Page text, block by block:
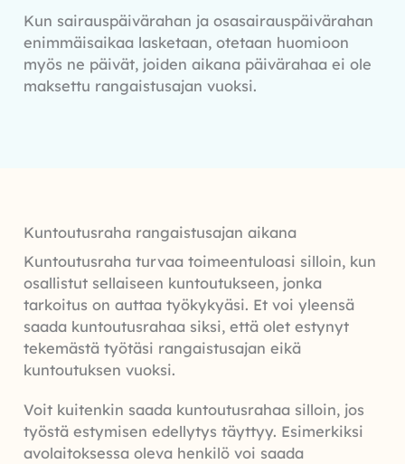
Kun sairauspäivärahan ja osasairauspäivärahan
enimmäisaikaa lasketaan, otetaan huomioon
myös ne päivät, joiden aikana päivärahaa ei ole
maksettu rangaistusajan vuoksi.
Kuntoutusraha rangaistusajan aikana
Kuntoutusraha turvaa toimeentuloasi silloin, kun
osallistut sellaiseen kuntoutukseen, jonka
tarkoitus on auttaa työkykyäsi. Et voi yleensä
saada kuntoutusrahaa siksi, että olet estynyt
tekemästä työtäsi rangaistusajan eikä
kuntoutuksen vuoksi.
Voit kuitenkin saada kuntoutusrahaa silloin, jos
työstä estymisen edellytys täyttyy. Esimerkiksi
avolaitoksessa oleva henkilö voi saada